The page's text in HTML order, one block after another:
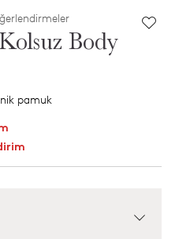
Body
pamuk